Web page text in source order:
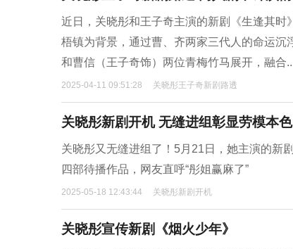
近日，关晓彤和王子奇主演的新剧《生逢其
梧镇为背景，通过曹、齐两家三代人的命运沉
和曹信（王子奇饰）两位青梅竹马展开，融合
2025-04-11 09:51:28 关晓彤王子奇新剧路透
关晓彤新剧开机 无缝进组彰显劳模本色
关晓彤又无缝进组了！5月21日，她主演的新
四部待播作品，网友直呼“彤姐赢麻了”
2025-05-18 12:43:44 关晓彤新剧开机
关晓彤宣传新剧《烟火少年》